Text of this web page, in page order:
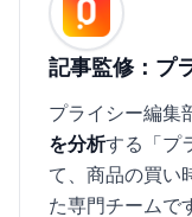
記事監修：プ
プライシー編集
を分析する「プ
て、商品の買い
た専門チームで